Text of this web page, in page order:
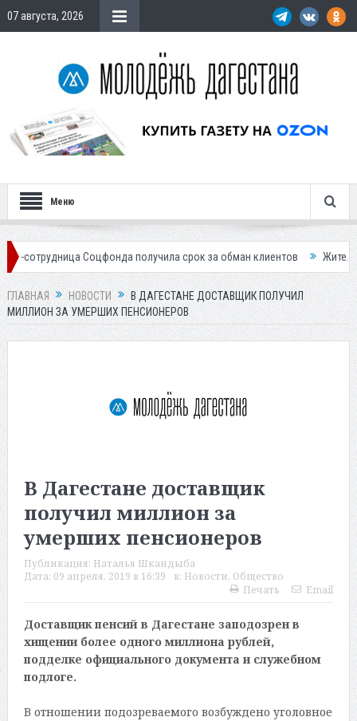
07 августа, 2026
Меню
Соцфонда получила срок за обман клиентов Жителей Дагестана
ГЛАВНАЯ НОВОСТИ
В ДАГЕСТАНЕ ДОСТАВЩИК ПОЛУЧИЛ
МИЛЛИОН ЗА УМЕРШИХ ПЕНСИОНЕРОВ
В Дагестане доставщик
получил миллион за
умерших пенсионеров
Публикация: Наталья Шкандыба
Дата: 09 апреля, 2019 в 16:39 в: Новости, Общество
Печать
Email
Доставщик пенсий в Дагестане заподозрен в
хищении более одного миллиона рублей,
подделке официального документа и служебном
подлоге.
В отношении подозреваемого возбуждено уголовное